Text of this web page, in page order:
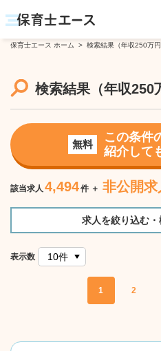
保育士エース ホーム > 検索結果（年収250万円
検索結果 （年収250
該当求人 4,494件 ＋ 非公開求
無料
この条件
紹介して
求人を絞り込む
表示数
1 2